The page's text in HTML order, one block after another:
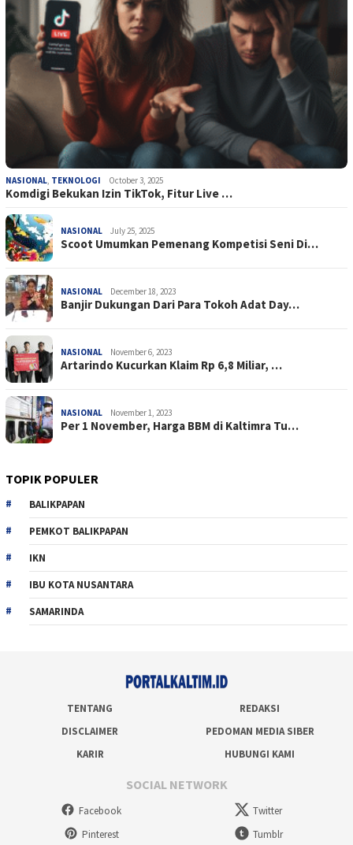
NASIONAL, TEKNOLOGI October 3, 2025
Komdigi Bekukan Izin TikTok, Fitur Live …
NASIONAL July 25, 2025
Scoot Umumkan Pemenang Kompetisi Seni Di…
NASIONAL December 18, 2023
Banjir Dukungan Dari Para Tokoh Adat Day…
NASIONAL November 6, 2023
Artarindo Kucurkan Klaim Rp 6,8 Miliar, …
NASIONAL November 1, 2023
Per 1 November, Harga BBM di Kaltimra Tu…
TOPIK POPULER
BALIKPAPAN
PEMKOT BALIKPAPAN
IKN
IBU KOTA NUSANTARA
SAMARINDA
TENTANG
REDAKSI
DISCLAIMER
PEDOMAN MEDIA SIBER
KARIR
HUBUNGI KAMI
SOCIAL NETWORK
Facebook
Twitter
Pinterest
Tumblr